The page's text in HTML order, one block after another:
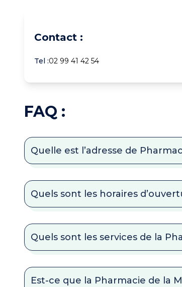
Contact :
Tel :02 99 41 42 54
FAQ :
Quelle est l’adresse de
Quels sont les horaires
Quels sont les services de la
Est-ce que la Pharmacie de la